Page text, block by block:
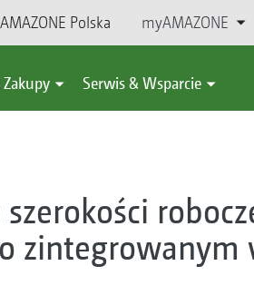
Polska myAMAZONE
Serwis & Wsparcie
zintegrowanym